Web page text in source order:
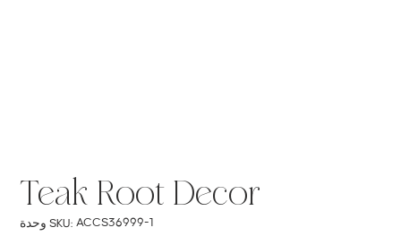
Teak Root Decor
وحدة SKU: SKU
ACCS36999-
ACCS36999-1